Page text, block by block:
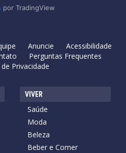
por TradingView
Anuncie
Acessibilidade
Perguntas Frequentes
Privacidade
VIVER
Saúde
Moda
Beleza
Beber e Comer